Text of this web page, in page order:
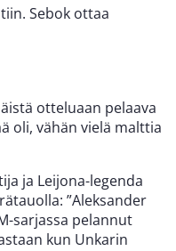
Sebok ottaa
otteluaan pelaava
oli, vähän vielä malttia
ja Leijona-legenda
”Aleksander
sarjassa pelannut
kun Unkarin